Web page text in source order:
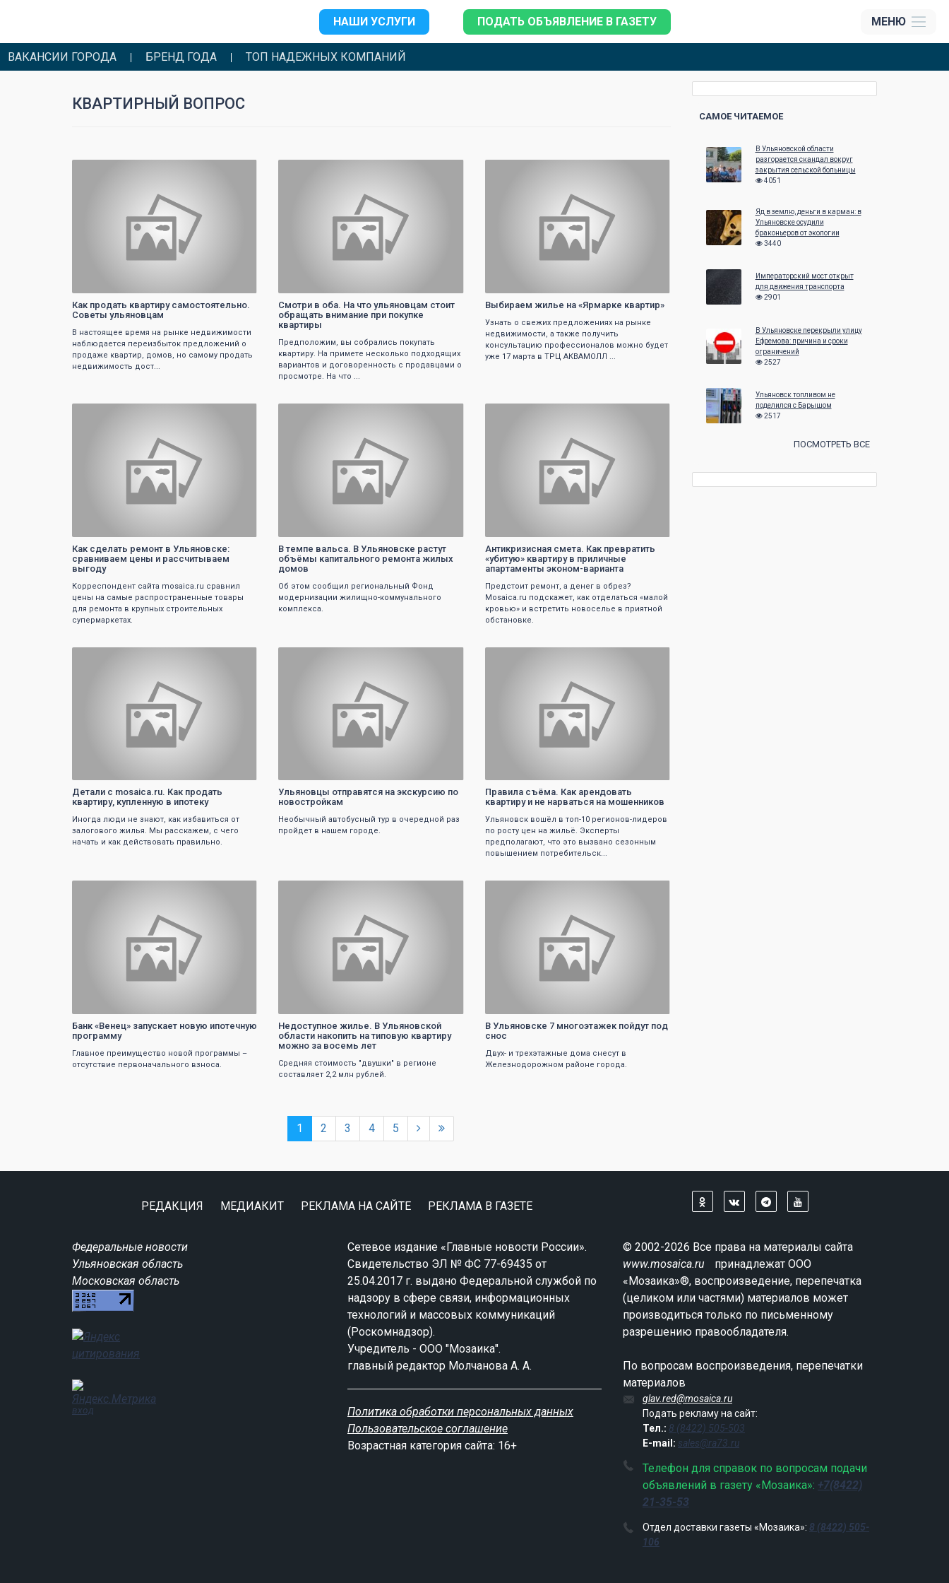
НАШИ УСЛУГИ ПОДАТЬ ОБЪЯВЛЕНИЕ В ГАЗЕТУ МЕНЮ
ВАКАНСИИ ГОРОДА БРЕНД ГОДА ТОП НАДЕЖНЫХ КОМПАНИЙ
КВАРТИРНЫЙ ВОПРОС
Как продать квартиру самостоятельно.
Советы ульяновцам
В настоящее время на рынке недвижимости
наблюдается переизбыток предложений о
продаже квартир, домов, но самому продать
недвижимость дост...
Смотри в оба. На что ульяновцам стоит
обращать внимание при покупке
квартиры
Предположим, вы собрались покупать
квартиру. На примете несколько подходящих
вариантов и договоренность с продавцами о
просмотре. На что ...
Выбираем жилье на «Ярмарке квартир»
Узнать о свежих предложениях на рынке
недвижимости, а также получить
консультацию профессионалов можно будет
уже 17 марта в ТРЦ АКВАМОЛЛ ...
Как сделать ремонт в Ульяновcке:
сравниваем цены и рассчитываем
выгоду
Корреспондент сайта mosaica.ru сравнил
цены на самые распространенные товары
для ремонта в крупных строительных
супермаркетах.
В темпе вальса. В Ульяновске растут
объёмы капитального ремонта жилых
домов
Об этом сообщил региональный Фонд
модернизации жилищно-коммунального
комплекса.
Антикризисная смета. Как превратить
«убитую» квартиру в приличные
апартаменты эконом-варианта
Предстоит ремонт, а денег в обрез?
Mosaica.ru подскажет, как отделаться «малой
кровью» и встретить новоселье в приятной
обстановке.
Детали с mosaica.ru. Как продать
квартиру, купленную в ипотеку
Иногда люди не знают, как избавиться от
залогового жилья. Мы расскажем, с чего
начать и как действовать правильно.
Ульяновцы отправятся на экскурсию по
новостройкам
Необычный автобусный тур в очередной раз
пройдет в нашем городе.
Правила съёма. Как арендовать
квартиру и не нарваться на мошенников
Ульяновск вошёл в топ-10 регионов-лидеров
по росту цен на жильё. Эксперты
предполагают, что это вызвано сезонным
повышением потребительск...
Банк «Венец» запускает новую ипотечную
программу
Главное преимущество новой программы –
отсутствие первоначального взноса.
Недоступное жилье. В Ульяновской
области накопить на типовую квартиру
можно за восемь лет
Средняя стоимость "двушки" в регионе
составляет 2,2 млн рублей.
В Ульяновске 7 многоэтажек пойдут под
снос
Двух- и трехэтажные дома снесут в
Железнодорожном районе города.
1 2 3 4 5
САМОЕ ЧИТАЕМОЕ
В Ульяновской области
разгорается скандал вокруг
закрытия сельской больницы
4051
Яд в землю, деньги в карман: в
Ульяновске осудили
браконьеров от экологии
3440
Императорский мост открыт
для движения транспорта
2901
В Ульяновске перекрыли улицу
Ефремова: причина и сроки
ограничений
2527
Ульяновск топливом не
поделился с Барышом
2517
ПОСМОТРЕТЬ ВСЕ
РЕДАКЦИЯ МЕДИАКИТ РЕКЛАМА НА САЙТЕ РЕКЛАМА В ГАЗЕТЕ
Федеральные новости
Ульяновская область
Московская область
вход
Сетевое издание «Главные новости России».
Свидетельство ЭЛ № ФС 77-69435 от
25.04.2017 г. выдано Федеральной службой по
надзору в сфере связи, информационных
технологий и массовых коммуникаций
(Роскомнадзор).
Учредитель - ООО "Мозаика".
главный редактор Молчанова А. А.
Политика обработки персональных данных
Пользовательское соглашение
Возрастная категория сайта: 16+
© 2002-2026 Все права на материалы сайта
www.mosaica.ru
принадлежат ООО
«Мозаика»®, воспроизведение, перепечатка
(целиком или частями) материалов может
производиться только по письменному
разрешению правообладателя.
По вопросам воспроизведения, перепечатки
материалов
glav.red@mosaica.ru
Подать рекламу на сайт:
Тел.: 8 (8422) 505-503
E-mail: sales@ra73.ru
Телефон для справок по вопросам подачи
объявлений в газету «Мозаика»: +7(8422)
21-35-53
Отдел доставки газеты «Мозаика»: 8 (8422) 505-
106